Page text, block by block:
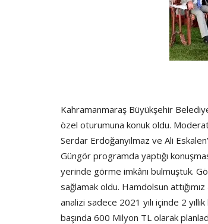
Kahramanmaraş Büyükşehir
özel oturumuna konuk oldu.
Serdar Erdoğanyılmaz ve Ali
Güngör programda yaptığı
yerinde görme imkânı bulmuştuk.
sağlamak oldu. Hamdolsun
analizi sadece 2021 yılı içinde 2
başında 600 Milyon TL olarak